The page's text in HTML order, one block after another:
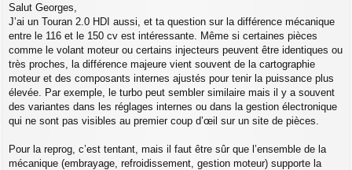
s
s
a
g
e
Salut Georges,
J’ai un Touran 2.0 HDI aussi, et ta question sur la différence mécanique
entre le 116 et le 150 cv est intéressante. Même si certaines pièces
comme le volant moteur ou certains injecteurs peuvent être identiques ou
très proches, la différence majeure vient souvent de la cartographie
moteur et des composants internes ajustés pour tenir la puissance plus
élevée. Par exemple, le turbo peut sembler similaire mais il y a souvent
des variantes dans les réglages internes ou dans la gestion électronique
qui ne sont pas visibles au premier coup d’œil sur un site de pièces.
Pour la reprog, c’est tentant, mais il faut être sûr que l’ensemble de la
mécanique (embrayage, refroidissement, gestion moteur) supporte la